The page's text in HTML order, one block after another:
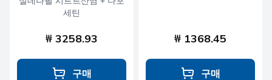
세틴
₩ 3258.93
구매
₩ 1368.45
구매